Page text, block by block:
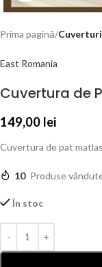
Prima pagină
East Romania
Cuvertura de
149,00 lei
Cuvertura de pat
10 Produse
În stoc